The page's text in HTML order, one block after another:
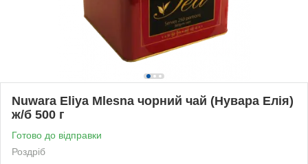
Nuwara Eliya Mlesna чорний чай (Нувара Елія)
ж/б 500 г
Готово до відправки
Роздріб